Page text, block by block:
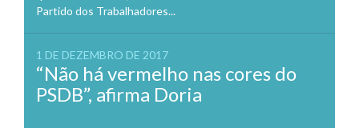
Partido dos Trabalhadores...
1 DE DEZEMBRO DE 2017
“Não há vermelho nas cores do
PSDB”, afirma Doria